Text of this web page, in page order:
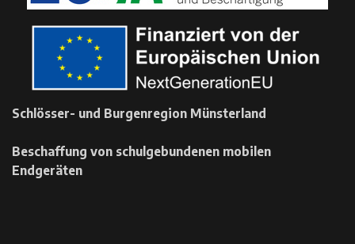
Schlösser- und Burgenregion Münsterland
Beschaffung von schulgebundenen mobilen
Endgeräten